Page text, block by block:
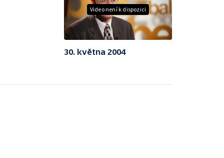
Video není k dispozici
30. května 2004